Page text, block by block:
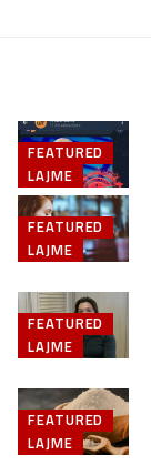
FEATURED
LAJME
FEATURED
LAJME
FEATURED
LAJME
FEATURED
LAJME